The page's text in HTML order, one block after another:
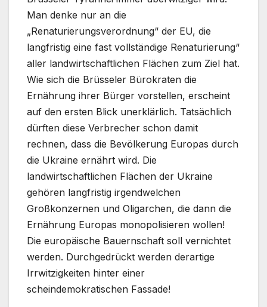
Man denke nur an die
„Renaturierungsverordnung“ der EU, die
langfristig eine fast vollständige Renaturierung“
aller landwirtschaftlichen Flächen zum Ziel hat.
Wie sich die Brüsseler Bürokraten die
Ernährung ihrer Bürger vorstellen, erscheint
auf den ersten Blick unerklärlich. Tatsächlich
dürften diese Verbrecher schon damit
rechnen, dass die Bevölkerung Europas durch
die Ukraine ernährt wird. Die
landwirtschaftlichen Flächen der Ukraine
gehören langfristig irgendwelchen
Großkonzernen und Oligarchen, die dann die
Ernährung Europas monopolisieren wollen!
Die europäische Bauernschaft soll vernichtet
werden. Durchgedrückt werden derartige
Irrwitzigkeiten hinter einer
scheindemokratischen Fassade!